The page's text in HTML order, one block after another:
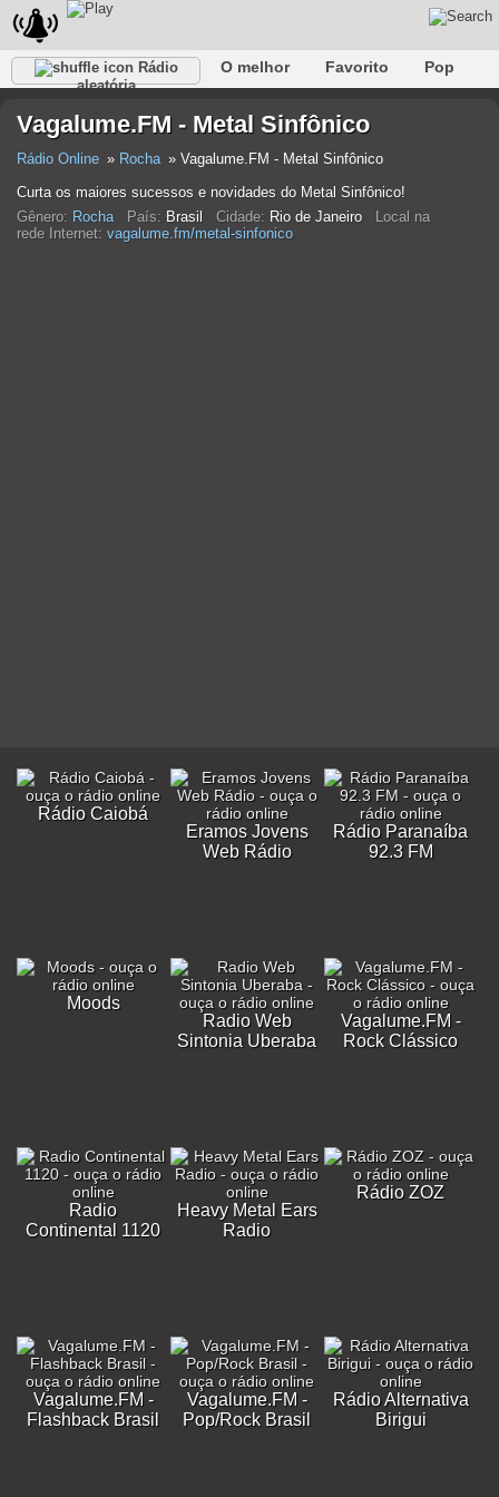
Rádio
aleatória
O melhor Favorito
Pop
Rap
Falk Jazz Bebê Clássico
Vagalume.FM - Metal Sinfônico
Rádio Online Rocha
Vagalume.FM - Metal Sinfônico
Curta os maiores sucessos e novidades do Metal Sinfônico!
Gênero: Rocha País: Brasil Cidade: Rio de Janeiro
Local na
rede Internet: vagalume.fm/metal-sinfonico
Rádio Caiobá
Eramos Jovens
Web Rádio
Rádio Paranaíba
92.3 FM
Moods
Radio Web
Sintonia Uberaba
Vagalume.FM -
Rock Clássico
Radio
Continental 1120
Heavy Metal Ears
Radio
Rádio ZOZ
Vagalume.FM -
Flashback Brasil
Vagalume.FM -
Pop/Rock Brasil
Rádio Alternativa
Birigui